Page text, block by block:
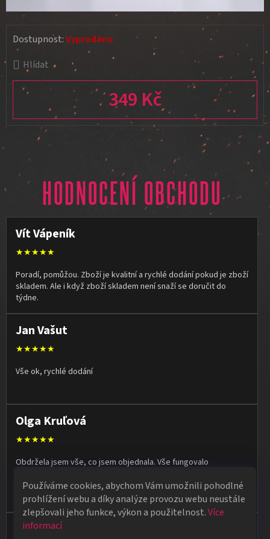
Používáme cookies, abychom Vám umožnili pohodlné
prohlížení webu a díky analýze provozu webu neustále
zlepšovali jeho funkce, výkon a použitelnost.Více
informací
Hlídat
349 Kč
Měrná cena:
Dostupnost:Vyprodáno
HODNOCENÍ OBCHODU
Vít Vápeník
★★★★★
Poradí, pomůžou. Zboží je kvalitní a rychlé dodání pokud je zboží
skladem. Ale i když zboží skladem není snaží se doručit do
týdne.
Jan Vašut
★★★★★
Vše ok, rychlé dodání
Olga Kruľová
★★★★★
Obdržela jsem vše, co jsem objednala. Vše fungovalo
na školní besídce. Objednávka dorazila po 4 dnech, takže
naprostá spokojenost.
Vladimír Jirsák